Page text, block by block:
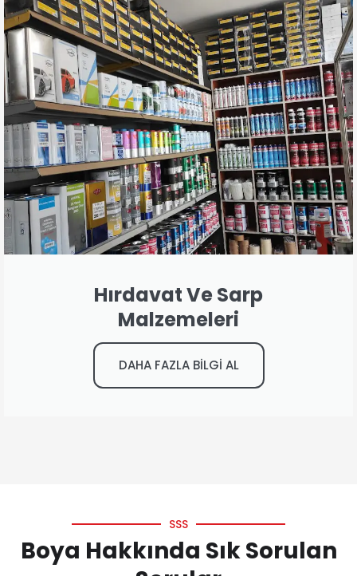
Hırdavat Ve Sarp
Malzemeleri
DAHA FAZLA BİLGİ AL
SSS
Boya Hakkında Sık Sorulan